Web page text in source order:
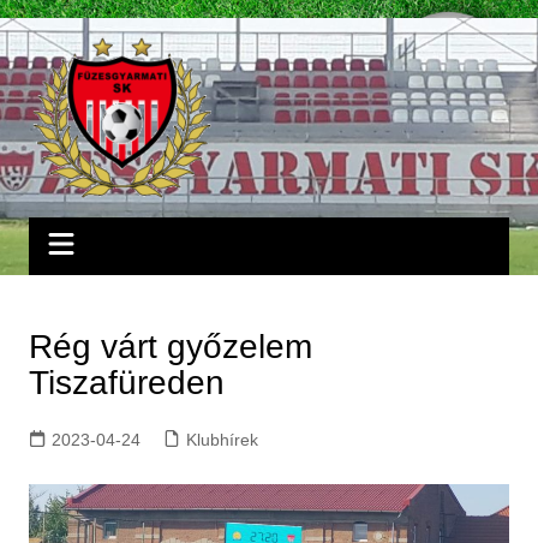
Skip
to
content
Rég várt győzelem
Tiszafüreden
2023-04-24 Klubhírek